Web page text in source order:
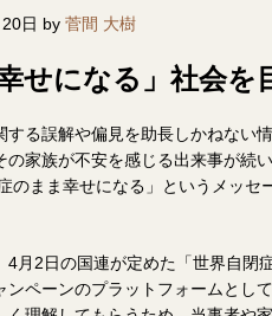
日 by 菅間 大樹
せになる」社会を
る誤解や偏見を助長しかねない
家族が不安を感じる出来事が続
のまま幸せになる」というメッ
4月2日の国連が定めた「世界自閉
ンペーンのプラットフォームとし